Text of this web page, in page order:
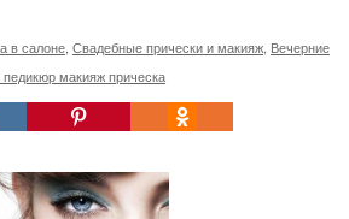
в салоне Свадебные прически и макияж Вечерние
макияж прическа